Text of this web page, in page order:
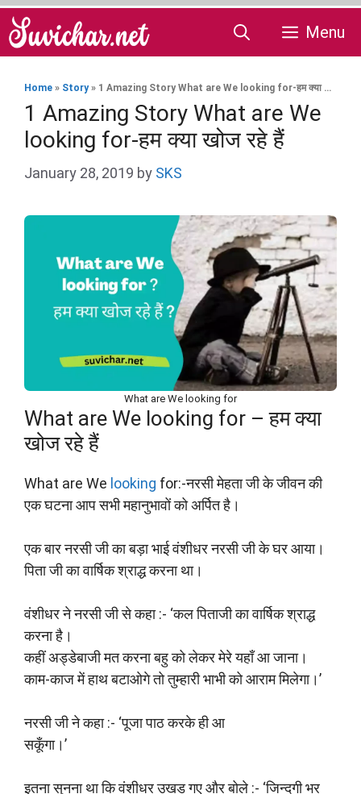
Skip
to
content
Menu
Home » Story» 1 Amazing Story What are We looking for-हम क्या खोज रहे हैं
1 Amazing Story What are We
looking for-हम क्या खोज रहे हैं
January 28, 2019 by SKS
What are We looking for
What are We looking for – हम क्या
खोज रहे हैं
What are We looking for:-नरसी मेहता जी के जीवन की
एक घटना आप सभी महानुभावों को अर्पित है।
एक बार नरसी जी का बड़ा भाई वंशीधर नरसी जी के घर आया।
पिता जी का वार्षिक श्राद्ध करना था।
वंशीधर ने नरसी जी से कहा :- ‘कल पिताजी का वार्षिक श्राद्ध
करना है।
कहीं अड्डेबाजी मत करना बहु को लेकर मेरे यहाँ आ जाना।
काम-काज में हाथ बटाओगे तो तुम्हारी भाभी को आराम मिलेगा।’
नरसी जी ने कहा :- ‘पूजा पाठ करके ही आ
सकूँगा।’
इतना सुनना था कि वंशीधर उखड गए और बोले :- ‘जिन्दगी भर